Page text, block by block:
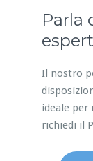
Parla
Il nostro
ideale per
richiedi il